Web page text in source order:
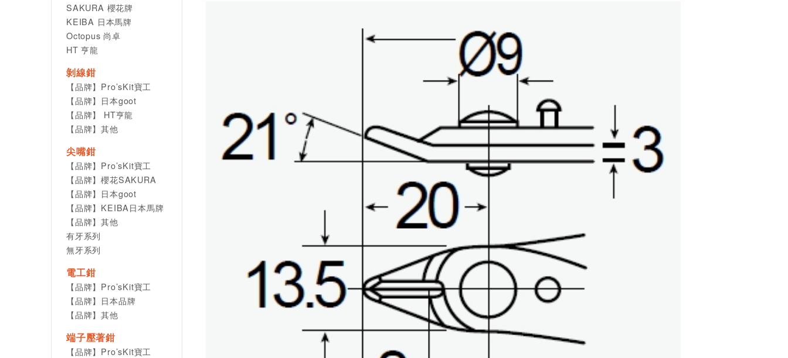
SAKURA 櫻花牌
KEIBA 日本馬牌
Octopus 尚卓
HT 亨龍
剝線鉗
【品牌】Pro’sKit寶工
【品牌】日本goot
【品牌】 HT亨龍
【品牌】其他
尖嘴鉗
【品牌】Pro’sKit寶工
【品牌】櫻花SAKURA
【品牌】日本goot
【品牌】KEIBA日本馬牌
【品牌】其他
有牙系列
無牙系列
電工鉗
【品牌】Pro’sKit寶工
【品牌】日本品牌
【品牌】其他
端子壓著鉗
【品牌】Pro’sKit寶工